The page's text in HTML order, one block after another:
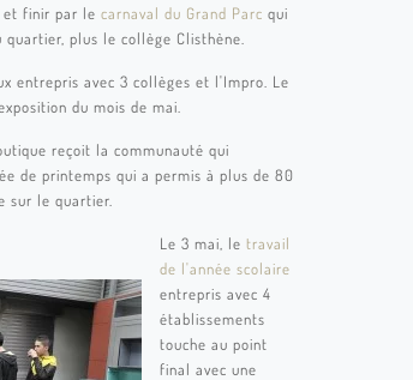
et finir par le carnaval du Grand Parc qui
plus le collège Clisthène.
entrepris avec 3 collèges et l'Impro. Le
du mois de mai.
reçoit la communauté qui
de printemps qui a permis à plus de 80
sur le quartier.
Le 3 mai, le travail
de l'année scolaire
entrepris avec 4
établissements
touche au point
final avec une